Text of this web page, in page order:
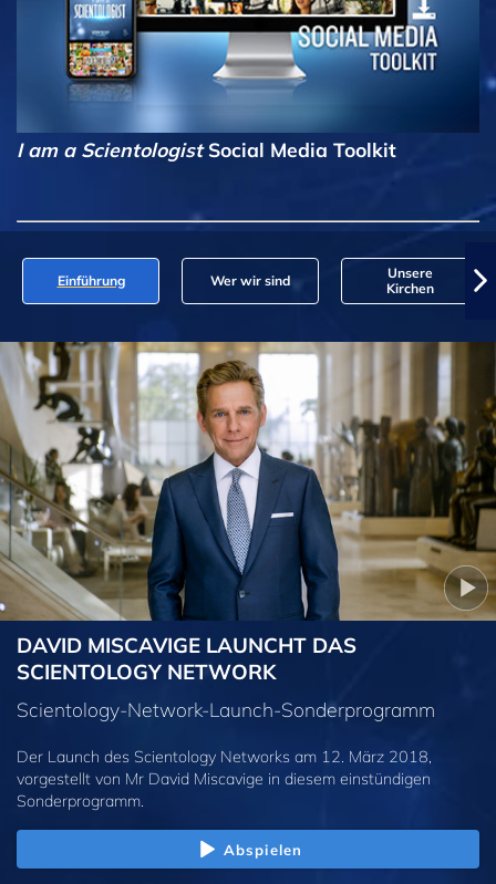
I am a ScientologistSocial Media Toolkit
Einführung Wer wir sind
Unsere
Kirchen
DAVID MISCAVIGE LAUNCHT DAS
SCIENTOLOGY NETWORK
Scientology-Network-Launch-Sonderprogramm
Der Launch des Scientology Networks am 12. März 2018,
vorgestellt von Mr David Miscavige in diesem einstündigen
Sonderprogramm.
Abspielen